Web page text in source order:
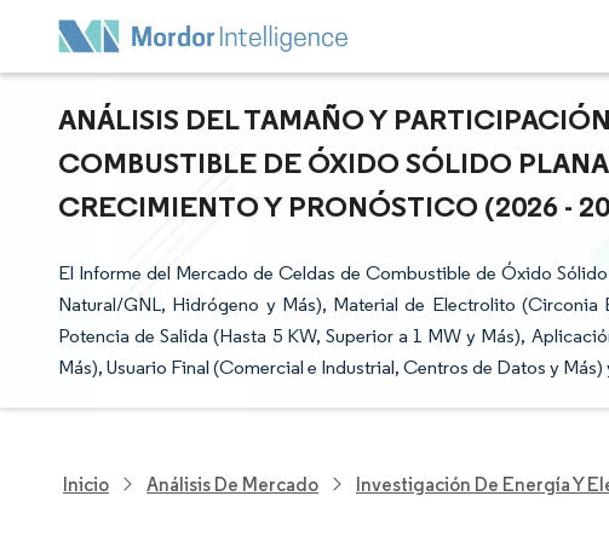
ANÁLISIS DEL TAMAÑO Y
COMBUSTIBLE DE ÓXIDO SÓLIDO
CRECIMIENTO Y PRONÓSTICO (2026 -
El Informe del Mercado de Celdas de Combustible de Óxido
Natural/GNL, Hidrógeno y Más), Material de Electrolito
Potencia de Salida (Hasta 5 KW, Superior a 1 MW y Más),
Más), Usuario Final (Comercial e Industrial, Centros de Datos y
Inicio Análisis De Mercado Investigación De Energía Y